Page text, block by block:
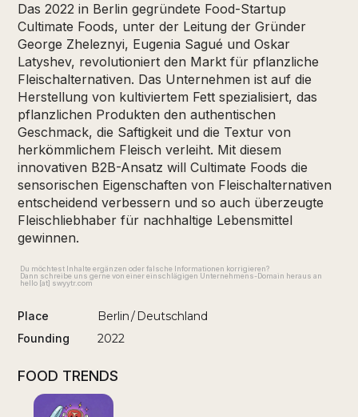
Das 2022 in Berlin gegründete Food-Startup
Cultimate Foods, unter der Leitung der Gründer
George Zheleznyi, Eugenia Sagué und Oskar
Latyshev, revolutioniert den Markt für pflanzliche
Fleischalternativen. Das Unternehmen ist auf die
Herstellung von kultiviertem Fett spezialisiert, das
pflanzlichen Produkten den authentischen
Geschmack, die Saftigkeit und die Textur von
herkömmlichem Fleisch verleiht. Mit diesem
innovativen B2B-Ansatz will Cultimate Foods die
sensorischen Eigenschaften von Fleischalternativen
entscheidend verbessern und so auch überzeugte
Fleischliebhaber für nachhaltige Lebensmittel
gewinnen.
Du möchtest Inhalte ergänzen oder falsche Informationen korrigieren?
Dann schreibe uns gerne von einer einschlägigen Unternehmens-Domain heraus an
hello [at] swyytr.com
Place Berlin/ Deutschland
Founding 2022
FOOD TRENDS